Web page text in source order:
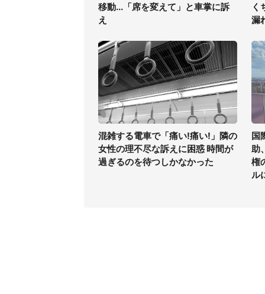
移動...「席を変えて」と車掌に訴
え
く
漏
混雑する電車で「痛い!痛い!」隣の
女性の理不尽な訴えに困惑 時間が
過ぎるのを待つしかなかった
国
助
権
ル